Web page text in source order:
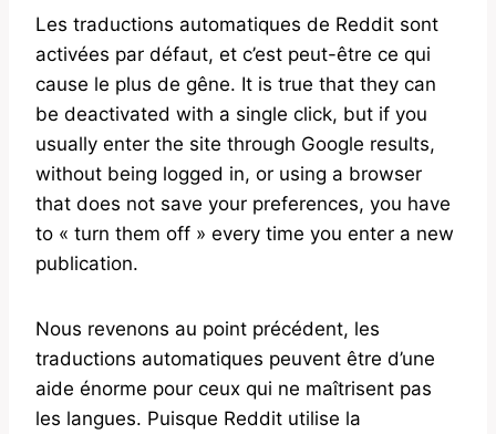
Les traductions automatiques de Reddit sont
activées par défaut, et c’est peut-être ce qui
cause le plus de gêne. It is true that they can
be deactivated with a single click, but if you
usually enter the site through Google results,
without being logged in, or using a browser
that does not save your preferences, you have
to « turn them off » every time you enter a new
publication.
Nous revenons au point précédent, les
traductions automatiques peuvent être d’une
aide énorme pour ceux qui ne maîtrisent pas
les langues. Puisque Reddit utilise la